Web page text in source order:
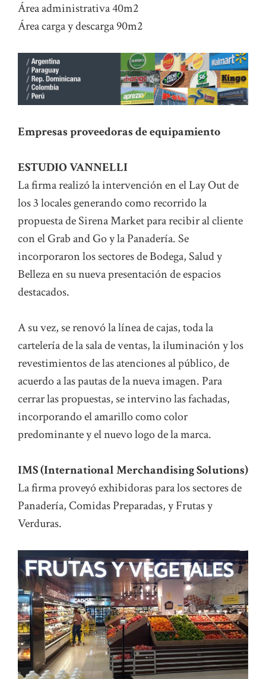
Área administrativa 40m2
Área carga y descarga 90m2
Empresas proveedoras de equipamiento
ESTUDIO VANNELLI
La firma realizó la intervención en el Lay Out de
los 3 locales generando como recorrido la
propuesta de Sirena Market para recibir al cliente
con el Grab and Go y la Panadería. Se
incorporaron los sectores de Bodega, Salud y
Belleza en su nueva presentación de espacios
destacados.
A su vez, se renovó la línea de cajas, toda la
cartelería de la sala de ventas, la iluminación y los
revestimientos de las atenciones al público, de
acuerdo a las pautas de la nueva imagen. Para
cerrar las propuestas, se intervino las fachadas,
incorporando el amarillo como color
predominante y el nuevo logo de la marca.
IMS (International Merchandising Solutions)
La firma proveyó exhibidoras para los sectores de
Panadería, Comidas Preparadas, y Frutas y
Verduras.